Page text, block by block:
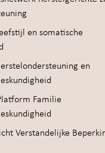
en somatische
en
Familie
Verstandelijke